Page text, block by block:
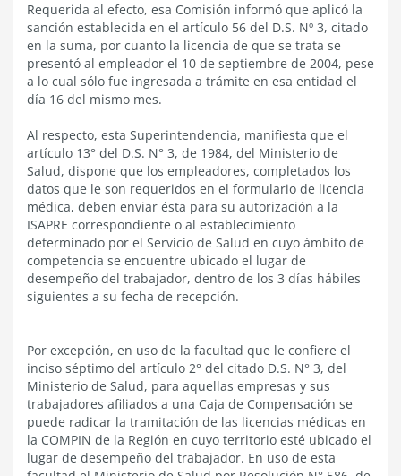
Requerida al efecto, esa Comisión informó que aplicó la
sanción establecida en el artículo 56 del D.S. Nº 3, citado
en la suma, por cuanto la licencia de que se trata se
presentó al empleador el 10 de septiembre de 2004, pese
a lo cual sólo fue ingresada a trámite en esa entidad el
día 16 del mismo mes.
Al respecto, esta Superintendencia, manifiesta que el
artículo 13° del D.S. N° 3, de 1984, del Ministerio de
Salud, dispone que los empleadores, completados los
datos que le son requeridos en el formulario de licencia
médica, deben enviar ésta para su autorización a la
ISAPRE correspondiente o al establecimiento
determinado por el Servicio de Salud en cuyo ámbito de
competencia se encuentre ubicado el lugar de
desempeño del trabajador, dentro de los 3 días hábiles
siguientes a su fecha de recepción.
Por excepción, en uso de la facultad que le confiere el
inciso séptimo del artículo 2° del citado D.S. N° 3, del
Ministerio de Salud, para aquellas empresas y sus
trabajadores afiliados a una Caja de Compensación se
puede radicar la tramitación de las licencias médicas en
la COMPIN de la Región en cuyo territorio esté ubicado el
lugar de desempeño del trabajador. En uso de esta